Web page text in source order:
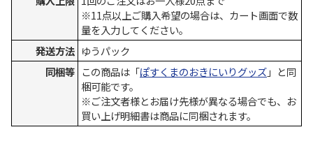
※11点以上ご購入希望の場合は、カート画面で数
量を入力してください。
発送方法 ゆうパック
同梱等 この商品は「ぽすくまのおきにいりグッズ」と同
梱可能です。
※ご注文者様とお届け先様が異なる場合でも、お
買い上げ明細書は商品に同梱されます。